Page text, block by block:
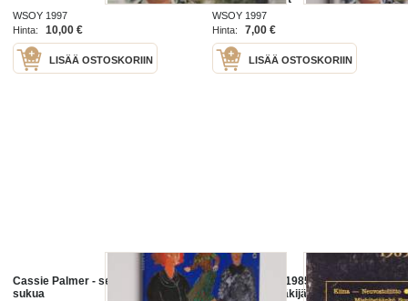
WSOY 1997
Hinta:
10,00 €
LISÄÄ OSTOSKORIIN
WSOY 1997
Hinta:
7,00 €
LISÄÄ OSTOSKORIIN
Cassie Palmer - selvänäkijän
sukua
Mitä tapahtuu 1985? Seuraavat 30
vuotta selvänäkijän silmin, 1971.